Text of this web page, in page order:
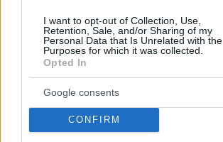
I want to opt-out of Collection, Use,
Retention, Sale, and/or Sharing of my
Personal Data that Is Unrelated with the
Purposes for which it was collected.
Opted In
Google consents
CONFIRM